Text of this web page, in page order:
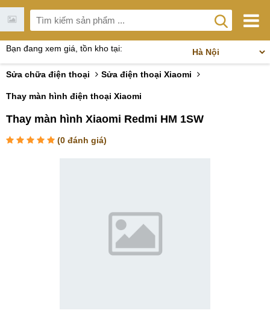
Bạn đang xem giá, tồn kho tại:
Sửa chữa điện thoại Sửa điện thoại Xiaomi
Thay màn hình điện thoại Xiaomi
Thay màn hình Xiaomi Redmi HM 1SW
(0 đánh giá)